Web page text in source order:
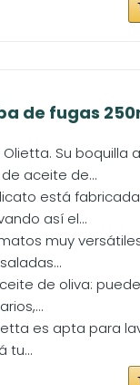
de fugas
Su boquilla
aceite de...
está
así el...
muy
de oliva:
es apta para
tu...